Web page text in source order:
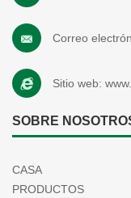
Correo
Sitio web:
SOBRE
CASA
PRODUCTOS